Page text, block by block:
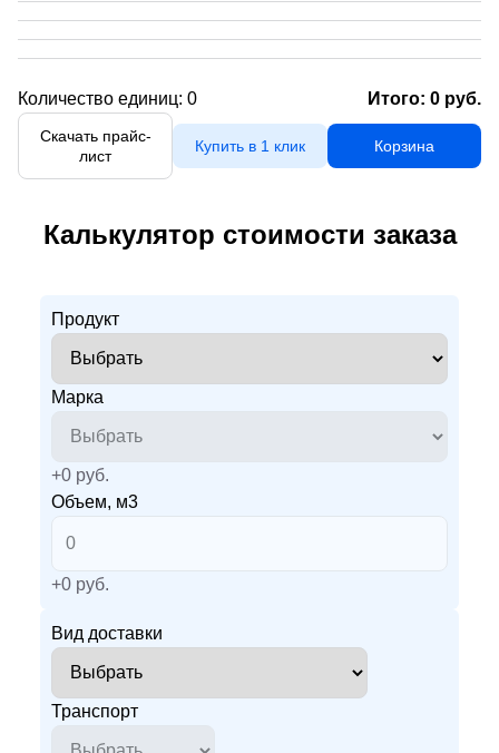
Количество единиц: 0 Итого: 0 руб.
Скачать прайс-
лист
Купить в 1 клик Корзина
Калькулятор стоимости заказа
Продукт
Марка
+0 руб.
Объем, м3
+0 руб.
Вид доставки
Транспорт